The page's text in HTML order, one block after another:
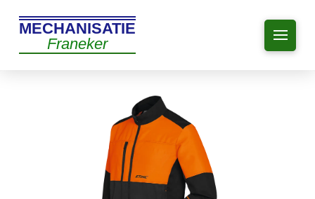
MECHANISATIE
Franeker